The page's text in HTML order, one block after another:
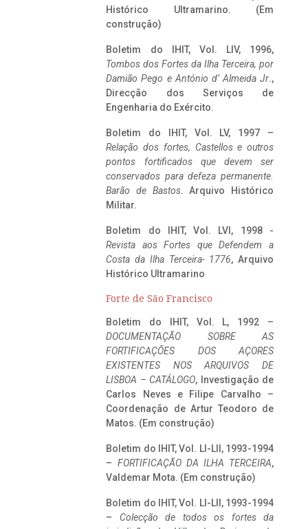
Histórico Ultramarino. (Em
construção)
Boletim do IHIT, Vol. LIV, 1996,
Tombos dos Fortes da Ilha Terceira, por
Damião Pego e António d’ Almeida Jr.,
Direcção dos Serviços de
Engenharia do Exército.
Boletim do IHIT, Vol. LV, 1997 –
Relação dos fortes, Castellos e outros
pontos fortificados que devem ser
conservados para defeza permanente.
Barão de Bastos. Arquivo Histórico
Militar.
Boletim do IHIT, Vol. LVI, 1998 -
Revista aos Fortes que Defendem a
Costa da Ilha Terceira- 1776, Arquivo
Histórico Ultramarino
Forte de São Francisco
Boletim do IHIT, Vol. L, 1992 –
DOCUMENTAÇÃO SOBRE AS
FORTIFICAÇÕES DOS AÇORES
EXISTENTES NOS ARQUIVOS DE
LISBOA – CATÁLOGO, Investigação de
Carlos Neves e Filipe Carvalho –
Coordenação de Artur Teodoro de
Matos. (Em construção)
Boletim do IHIT, Vol. LI-LII, 1993-1994
– FORTIFICAÇÃO DA ILHA TERCEIRA,
Valdemar Mota. (Em construção)
Boletim do IHIT, Vol. LI-LII, 1993-1994
– Colecção de todos os fortes da